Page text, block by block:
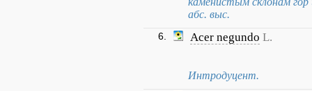
абс. выс.
6. Acer negundo L.
Интродуцент.